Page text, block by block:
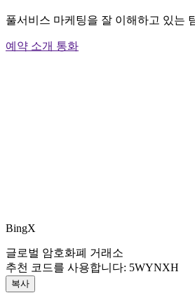
풀서비스 마케팅을 잘 이해하고 있는
예약 소개 통화
BingX
글로벌 암호화폐 거래소
추천 코드를 사용합니다: 5WYNXH
복사